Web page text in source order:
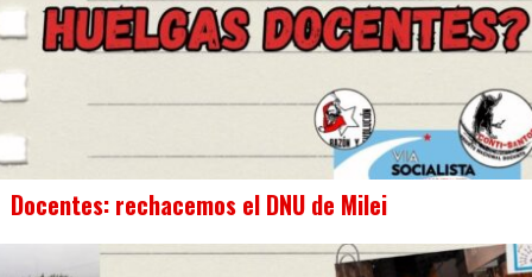
Docentes: rechacemos el DNU de Milei